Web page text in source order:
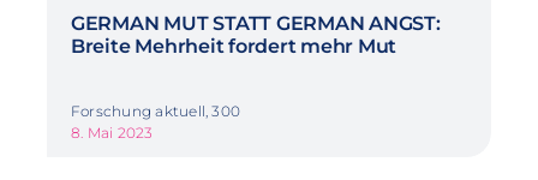
GERMAN MUT STATT GERMAN ANGST:
Breite Mehrheit fordert mehr Mut
Forschung aktuell, 300
8. Mai 2023